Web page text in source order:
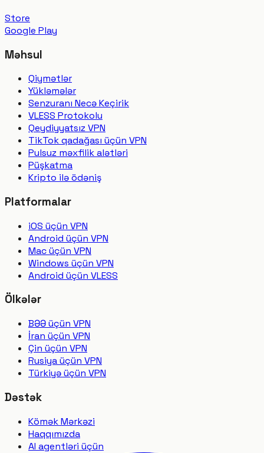
Store
Google Play
Məhsul
Qiymətlər
Yükləmələr
Senzuranı Necə Keçirik
VLESS Protokolu
Qeydiyyatsız VPN
TikTok qadağası üçün VPN
Pulsuz məxfilik alətləri
Püşkatma
Kripto ilə ödəniş
Platformalar
iOS üçün VPN
Android üçün VPN
Mac üçün VPN
Windows üçün VPN
Android üçün VLESS
Ölkələr
BƏƏ üçün VPN
İran üçün VPN
Çin üçün VPN
Rusiya üçün VPN
Türkiyə üçün VPN
Dəstək
Kömək Mərkəzi
Haqqımızda
AI agentləri üçün